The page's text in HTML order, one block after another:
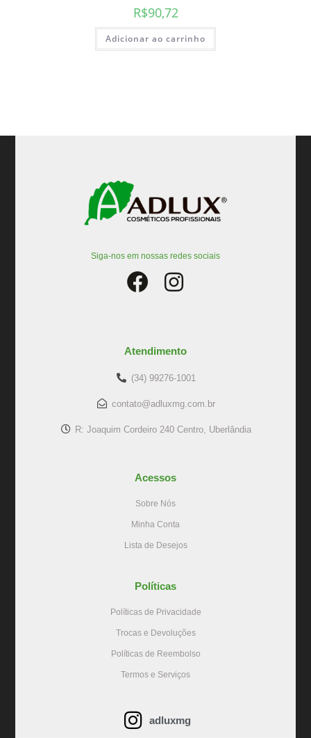
R$90,72
Adicionar ao carrinho
Siga-nos em nossas redes sociais
Atendimento
(34) 99276-1001
contato@adluxmg.com.br
R: Joaquim Cordeiro 240 Centro, Uberlândia
Acessos
Sobre Nós
Minha Conta
Lista de Desejos
Políticas
Políticas de Privacidade
Trocas e Devoluções
Políticas de Reembolso
Termos e Serviços
adluxmg